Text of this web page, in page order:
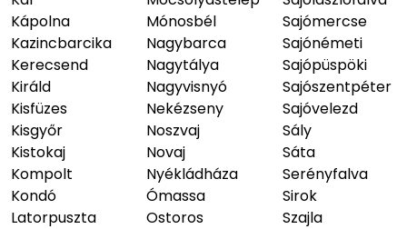
Kápolna
Kazincbarcika
Kerecsend
Királd
Kisfüzes
Kisgyőr
Kistokaj
Kompolt
Kondó
Latorpuszta
Mónosbél
Nagybarca
Nagytálya
Nagyvisnyó
Nekézseny
Noszvaj
Novaj
Nyékládháza
Ómassa
Ostoros
Sajómercse
Sajónémeti
Sajópüspöki
Sajószentpéter
Sajóvelezd
Sály
Sáta
Serényfalva
Sirok
Szajla